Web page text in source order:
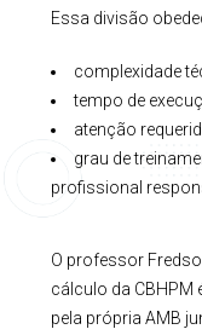
Essa divisão
complexidade
tempo de
atenção
grau de
profissional
O professor
cálculo da CBHPM
pela própria AMB